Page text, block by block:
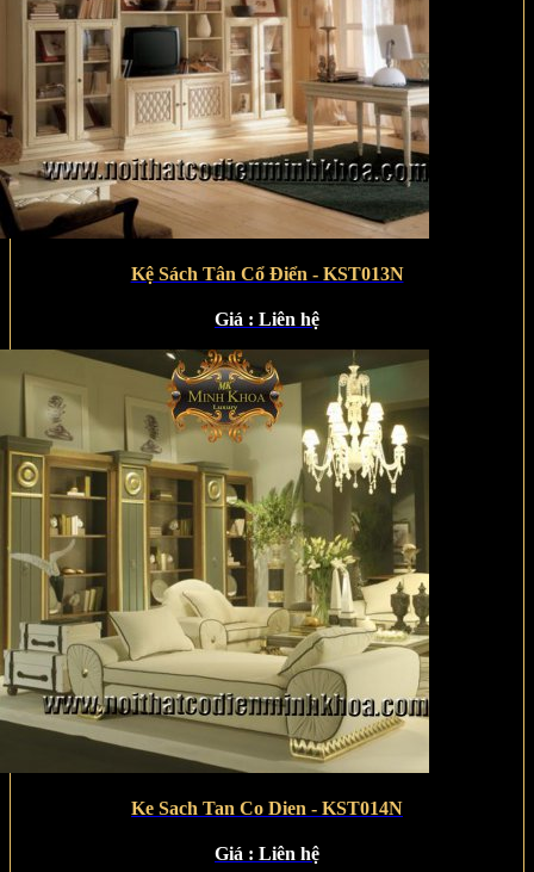
Kệ Sách Tân Cổ Điển - KST013N
Giá : Liên hệ
Ke Sach Tan Co Dien - KST014N
Giá : Liên hệ